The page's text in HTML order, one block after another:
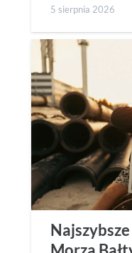
5 sierpnia 2026